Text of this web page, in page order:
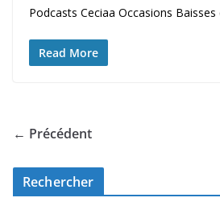
Podcasts Ceciaa Occasions Baisses
Read More
← Précédent
Rechercher